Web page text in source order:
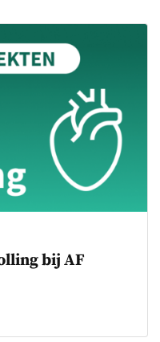
bij AF